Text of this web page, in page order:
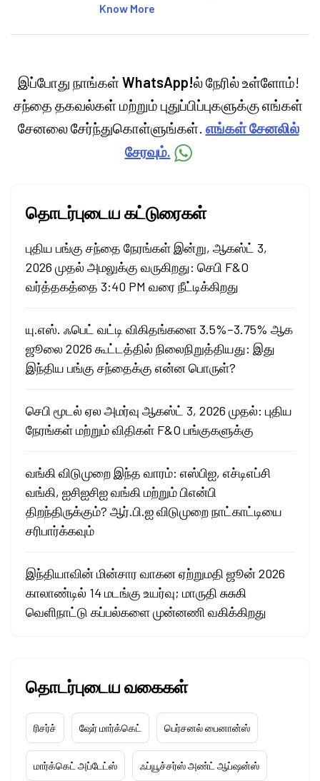
articles on the stock market, IPO, economy,
categories.
Know More
இப்போது நாங்கள் WhatsApp!ல் நேரில் உள்ளோம்!
சந்தை தகவல்கள் மற்றும் புதுப்பிப்புகளுக்கு எங்கள்
சேனலை சேர்ந்துகொள்ளுங்கள். எங்கள் சேனலில்
சேரவும்.
தொடர்புடைய கட்டுரைகள்
புதிய பங்கு சந்தை நேரங்கள் இன்று, ஆகஸ்ட் 3,
2026 முதல் அமலுக்கு வருகிறது: செபி F&O
வர்த்தகத்தை 3:40 PM வரை நீட்டிக்கிறது
யு.எஸ். ஃபெட் வட்டி விகிதங்களை 3.5%–3.75% ஆக
ஜூலை 2026 கூட்டத்தில் நிலைநிறுத்தியது: இது
இந்திய பங்கு சந்தைக்கு என்ன பொருள்?
செபி மூடல் ஏல அமர்வு ஆகஸ்ட் 3, 2026 முதல்: புதிய
நேரங்கள் மற்றும் விதிகள் F&O பங்குகளுக்கு
வங்கி விடுமுறை இந்த வாரம்: எஸ்பிஐ, எச்டிஎப்சி
வங்கி, ஐசிஐசிஐ வங்கி மற்றும் பிஎன்பி
திறந்திருக்கும்? ஆர்.பி.ஐ விடுமுறை நாட்காட்டியை
சரிபார்க்கவும்
இந்தியாவின் மின்சார வாகன ஏற்றுமதி ஜூன் 2026
காலாண்டில் 14 மடங்கு உயர்வு; மாருதி சுசுகி
வெளிநாட்டு கப்பல்களை முன்னணி வகிக்கிறது
தொடர்புடைய வகைகள்
ரிசர்ச் ஷேர் மார்க்கெட் பெர்சனல் பைனான்ஸ்
மார்க்கெட் அப்டேட்ஸ் ஃப்யூச்சர்ஸ் அண்ட் ஆப்ஷன்ஸ்